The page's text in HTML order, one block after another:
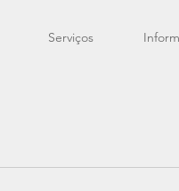
Serviços